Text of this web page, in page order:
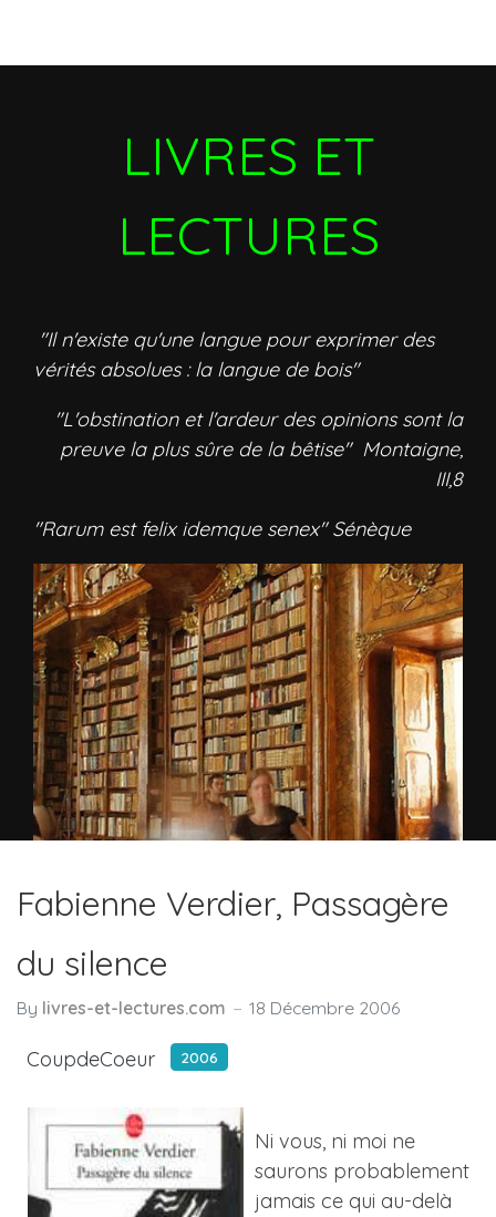
LIVRES ET
LECTURES
"Il n'existe qu'une langue pour exprimer des
vérités absolues : la langue de bois"
"L'obstination et l'ardeur des opinions sont la
preuve la plus sûre de la bêtise" Montaigne,
III,8
"Rarum est felix idemque senex" Sénèque
Fabienne Verdier, Passagère
du silence
By livres-et-lectures.com 18 Décembre 2006
CoupdeCoeur 2006
Ni vous, ni moi ne
saurons probablement
jamais ce qui au-delà